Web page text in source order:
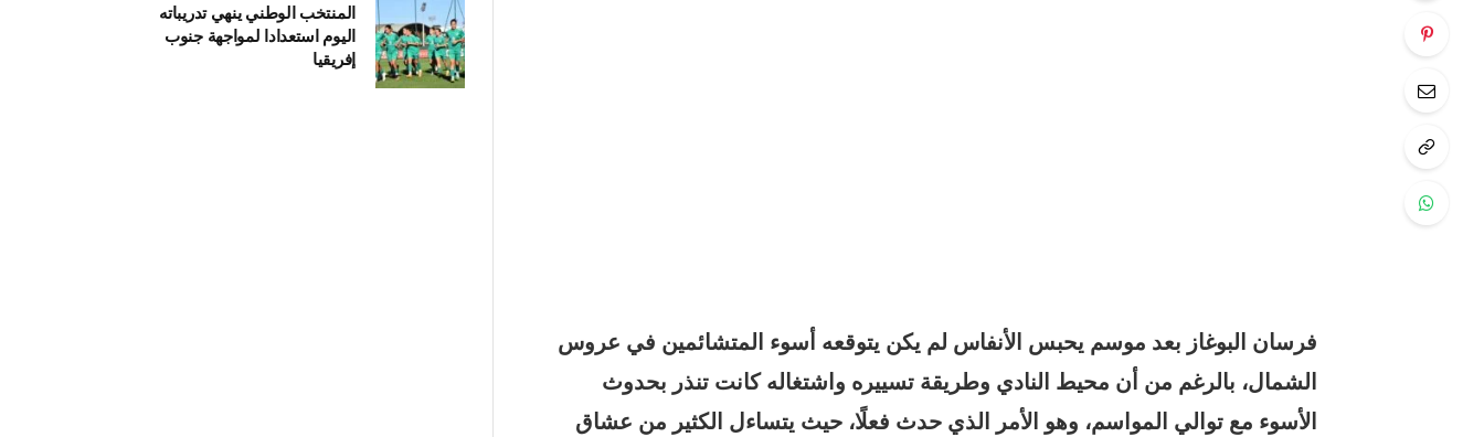
فرسان البوغاز بعد موسم يحبس الأنفاس لم يكن يتوقعه أسوء المتشائمين في عروس
الشمال، بالرغم من أن محيط النادي وطريقة تسييره واشتغاله كانت تنذر بحدوث
الأسوء مع توالي المواسم، وهو الأمر الذي حدث فعلًا، حيث يتساءل الكثير من عشاق
المنتخب الوطني ينهي تدريباته
اليوم استعدادا لمواجهة جنوب
إفريقيا